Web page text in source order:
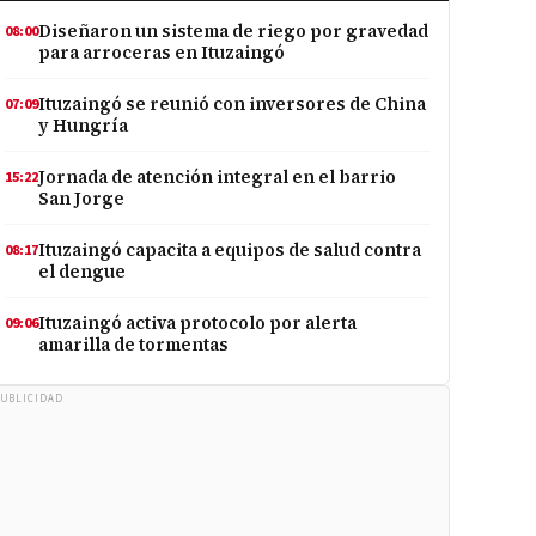
08:00Diseñaron un sistema de riego por gravedad
para arroceras en Ituzaingó
07:09Ituzaingó se reunió con inversores de China
y Hungría
15:22Jornada de atención integral en el barrio
San Jorge
08:17Ituzaingó capacita a equipos de salud contra
el dengue
09:06Ituzaingó activa protocolo por alerta
amarilla de tormentas